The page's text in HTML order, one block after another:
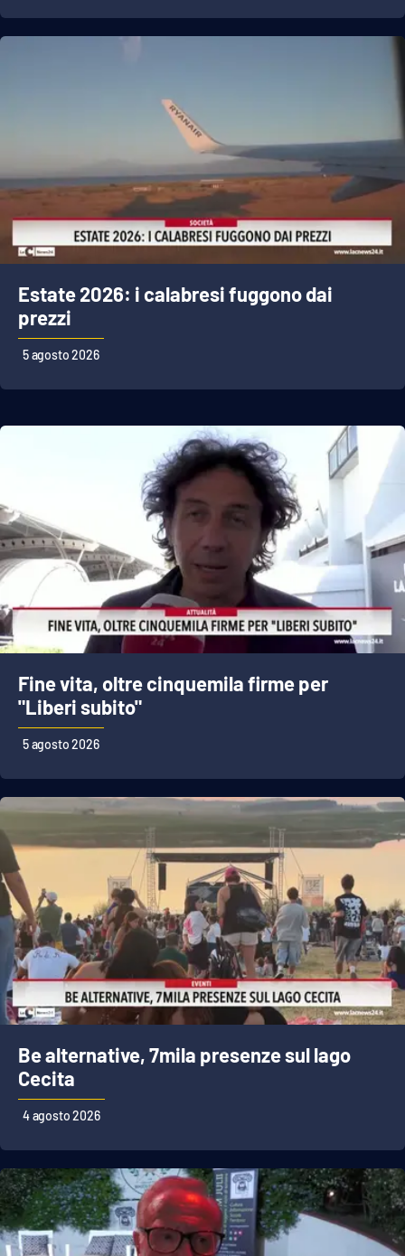
APP
Estate 2026: i calabresi fuggono dai
prezzi
5 agosto 2026
Fine vita, oltre cinquemila firme per
"Liberi subito"
5 agosto 2026
Be alternative, 7mila presenze sul lago
Cecita
4 agosto 2026